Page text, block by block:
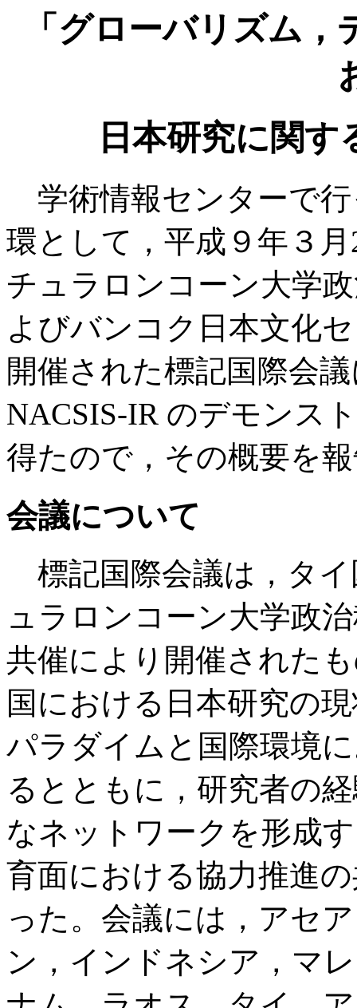
「グローバリズム
日本研究に関す
学術情報センターで
環として，平成９年３
チュラロンコーン大学
よびバンコク日本文化
開催された標記国際会
NACSIS-IR のデモンス
得たので，その概要を
会議について
標記国際会議は，タ
ュラロンコーン大学政
共催により開催された
国における日本研究の
パラダイムと国際環境
るとともに，研究者の
なネットワークを形成
育面における協力推進
った。会議には，アセ
ン，インドネシア，マ